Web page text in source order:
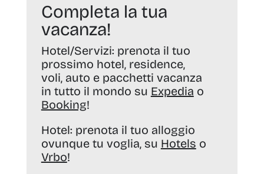
Completa la tua
vacanza!
Hotel/Servizi: prenota il tuo
prossimo hotel, residence,
voli, auto e pacchetti vacanza
in tutto il mondo su Expedia o
Booking!
Hotel: prenota il tuo alloggio
ovunque tu voglia, su Hotels o
Vrbo!